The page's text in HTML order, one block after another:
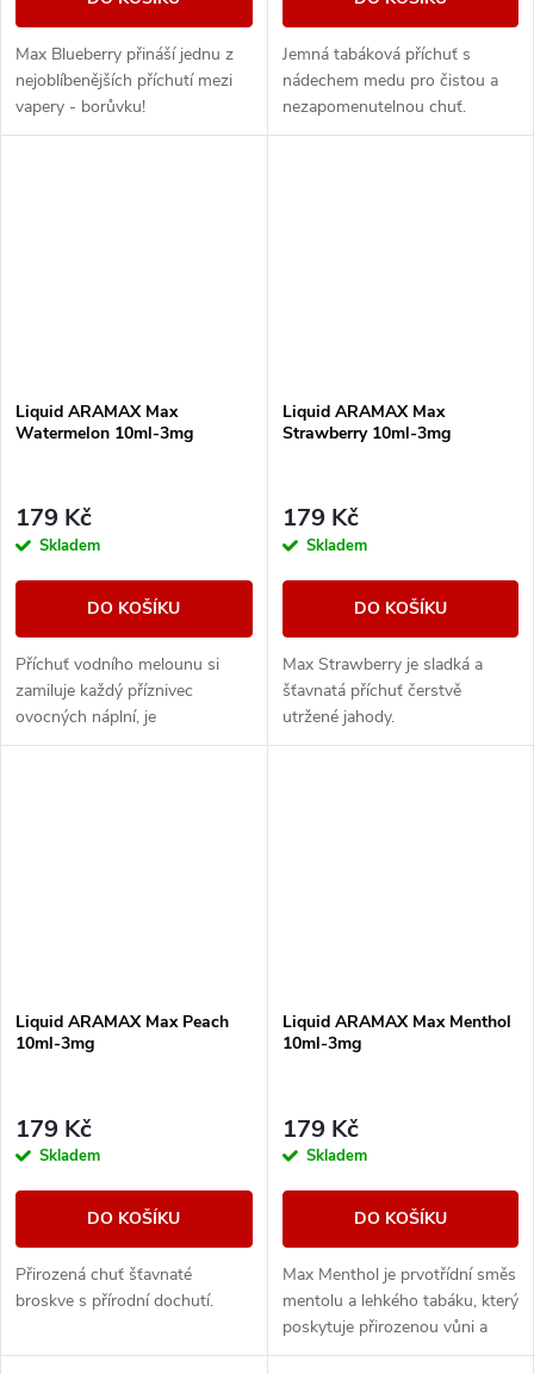
Max Blueberry přináší jednu z
nejoblíbenějších příchutí mezi
vapery - borůvku!
Jemná tabáková příchuť s
nádechem medu pro čistou a
nezapomenutelnou chuť.
Liquid ARAMAX Max
Watermelon 10ml-3mg
179 Kč
Skladem
DO KOŠÍKU
Příchuť vodního melounu si
zamiluje každý příznivec
ovocných náplní, je
charakteristický svou svěžestí.
Liquid ARAMAX Max
Strawberry 10ml-3mg
179 Kč
Skladem
DO KOŠÍKU
Max Strawberry je sladká a
šťavnatá příchuť čerstvě
utržené jahody.
Liquid ARAMAX Max Peach
10ml-3mg
179 Kč
Skladem
DO KOŠÍKU
Přirozená chuť šťavnaté
broskve s přírodní dochutí.
Liquid ARAMAX Max Menthol
10ml-3mg
179 Kč
Skladem
DO KOŠÍKU
Max Menthol je prvotřídní směs
mentolu a lehkého tabáku, který
poskytuje přirozenou vůni a
maximální osvěžení.